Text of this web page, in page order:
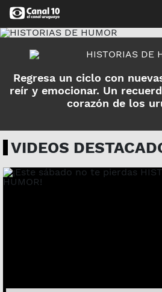
Regresa un ciclo con
reír y emocionar. Un
corazón de los
VIDEOS